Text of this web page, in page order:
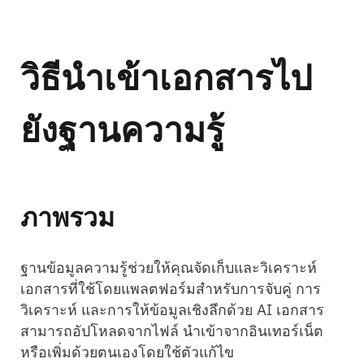
วิธีนำเข้าเอกสารไป
ยังฐานความรู้
ภาพรวม
ฐานข้อมูลความรู้ช่วยให้คุณจัดเก็บและวิเคราะห์
เอกสารที่ใช้โดยแพลตฟอร์มสำหรับการจับคู่ การ
วิเคราะห์ และการให้ข้อมูลเชิงลึกด้วย AI เอกสาร
สามารถอัปโหลดจากไฟล์ นำเข้าจากอินเทอร์เน็ต
หรือเพิ่มด้วยตนเองโดยใช้ตัวแก้ไข